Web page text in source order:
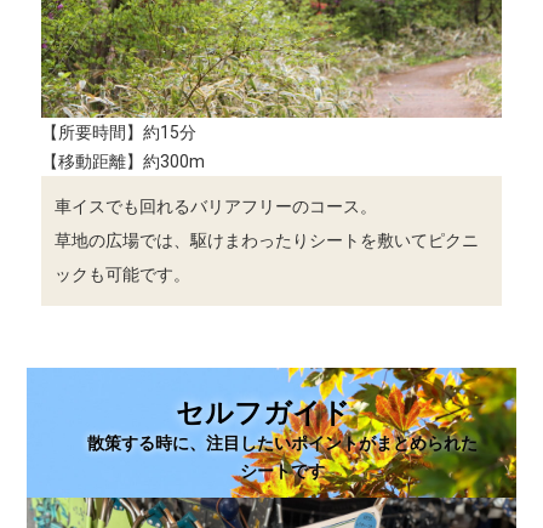
【所要時間】約15分
【移動距離】約300m
車イスでも回れるバリアフリーのコース。
草地の広場では、駆けまわったりシートを敷いてピクニ
ックも可能です。
セルフガイド
散策する時に、注目したいポイントがまとめられた
シートです